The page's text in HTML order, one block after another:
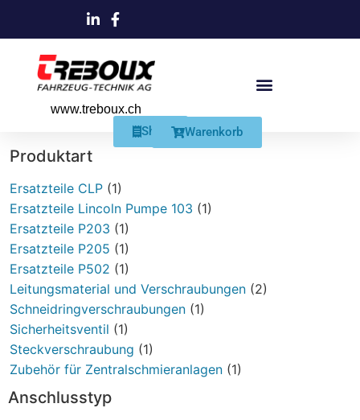
www.treboux.ch
Shop Warenkorb
Produktart
Ersatzteile CLP (1)
Ersatzteile Lincoln Pumpe 103 (1)
Ersatzteile P203 (1)
Ersatzteile P205 (1)
Ersatzteile P502 (1)
Leitungsmaterial und Verschraubungen (2)
Schneidringverschraubungen (1)
Sicherheitsventil (1)
Steckverschraubung (1)
Zubehör für Zentralschmieranlagen (1)
Anschlusstyp